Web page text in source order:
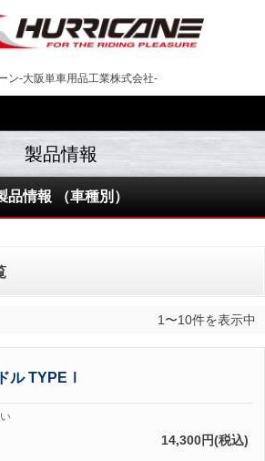
ン-大阪単車用品工業株式会社-
品情報 （車種別）
1〜10件を表示中
ル TYPEⅠ
14,300円(税込)